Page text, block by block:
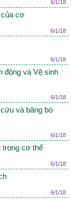
6/1/18
của cơ
6/1/18
6/1/18
động và Vệ sinh
6/1/18
và băng bó
6/1/18
trong cơ thể
6/1/18
6/1/18